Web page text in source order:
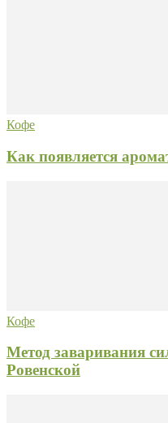
Кофе
Как появляется
Кофе
Метод заваривания
Ровенской